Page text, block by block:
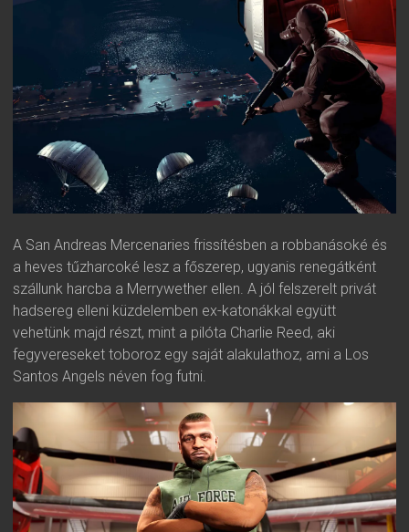
A San Andreas Mercenaries frissítésben a robbanásoké és
a heves tűzharcoké lesz a főszerep, ugyanis renegátként
szállunk harcba a Merrywether ellen. A jól felszerelt privát
hadsereg elleni küzdelemben ex-katonákkal együtt
vehetünk majd részt, mint a pilóta Charlie Reed, aki
fegyvereseket toboroz egy saját alakulathoz, ami a Los
Santos Angels néven fog futni.